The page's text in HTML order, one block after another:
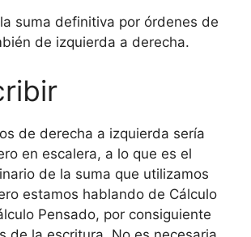
suma definitiva por órdenes de
de izquierda a derecha.
de derecha a izquierda sería
en escalera, a lo que es el
de la suma que utilizamos
estamos hablando de Cálculo
Pensado, por consiguiente